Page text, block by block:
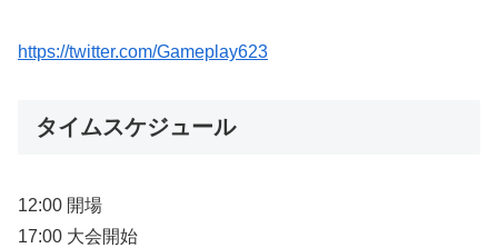
https://twitter.com/Gameplay623
タイムスケジュール
12:00 開場
17:00 大会開始